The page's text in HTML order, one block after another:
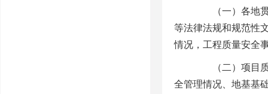
（一）各地贯
等法律法规和规范性
情况，工程质量安全
（二）项目质
全管理情况、地基基